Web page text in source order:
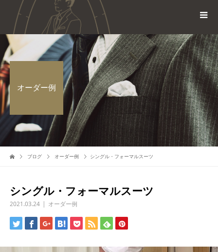
オーダー例
ブログ オーダー例 シングル・フォーマルスーツ
シングル・フォーマルスーツ
2021.03.24 オーダー例